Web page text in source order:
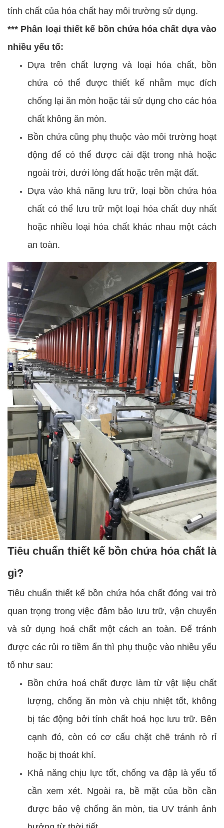
tính chất của hóa chất hay môi trường sử dụng.
*** Phân loại thiết kế bồn chứa hóa chất dựa vào
nhiều yếu tố:
Dựa trên chất lượng và loại hóa chất, bồn
chứa có thể được thiết kế nhằm mục đích
chống lại ăn mòn hoặc tái sử dụng cho các hóa
chất không ăn mòn.
Bồn chứa cũng phụ thuộc vào môi trường hoạt
động để có thể được cài đặt trong nhà hoặc
ngoài trời, dưới lòng đất hoặc trên mặt đất.
Dựa vào khả năng lưu trữ, loại bồn chứa hóa
chất có thể lưu trữ một loại hóa chất duy nhất
hoặc nhiều loại hóa chất khác nhau một cách
an toàn.
Tiêu chuẩn thiết kế bồn chứa hóa chất là
gì?
Tiêu chuẩn thiết kế bồn chứa hóa chất đóng vai trò
quan trọng trong việc đảm bảo lưu trữ, vận chuyển
và sử dụng hoá chất một cách an toàn. Để tránh
được các rủi ro tiềm ẩn thì phụ thuộc vào nhiều yếu
tố như sau:
Bồn chứa hoá chất được làm từ vật liệu chất
lượng, chống ăn mòn và chịu nhiệt tốt, không
bị tác động bởi tính chất hoá học lưu trữ. Bên
cạnh đó, còn có cơ cấu chặt chẽ tránh rò rỉ
hoặc bị thoát khí.
Khả năng chịu lực tốt, chống va đập là yếu tố
cần xem xét. Ngoài ra, bề mặt của bồn cần
được bảo vệ chống ăn mòn, tia UV tránh ảnh